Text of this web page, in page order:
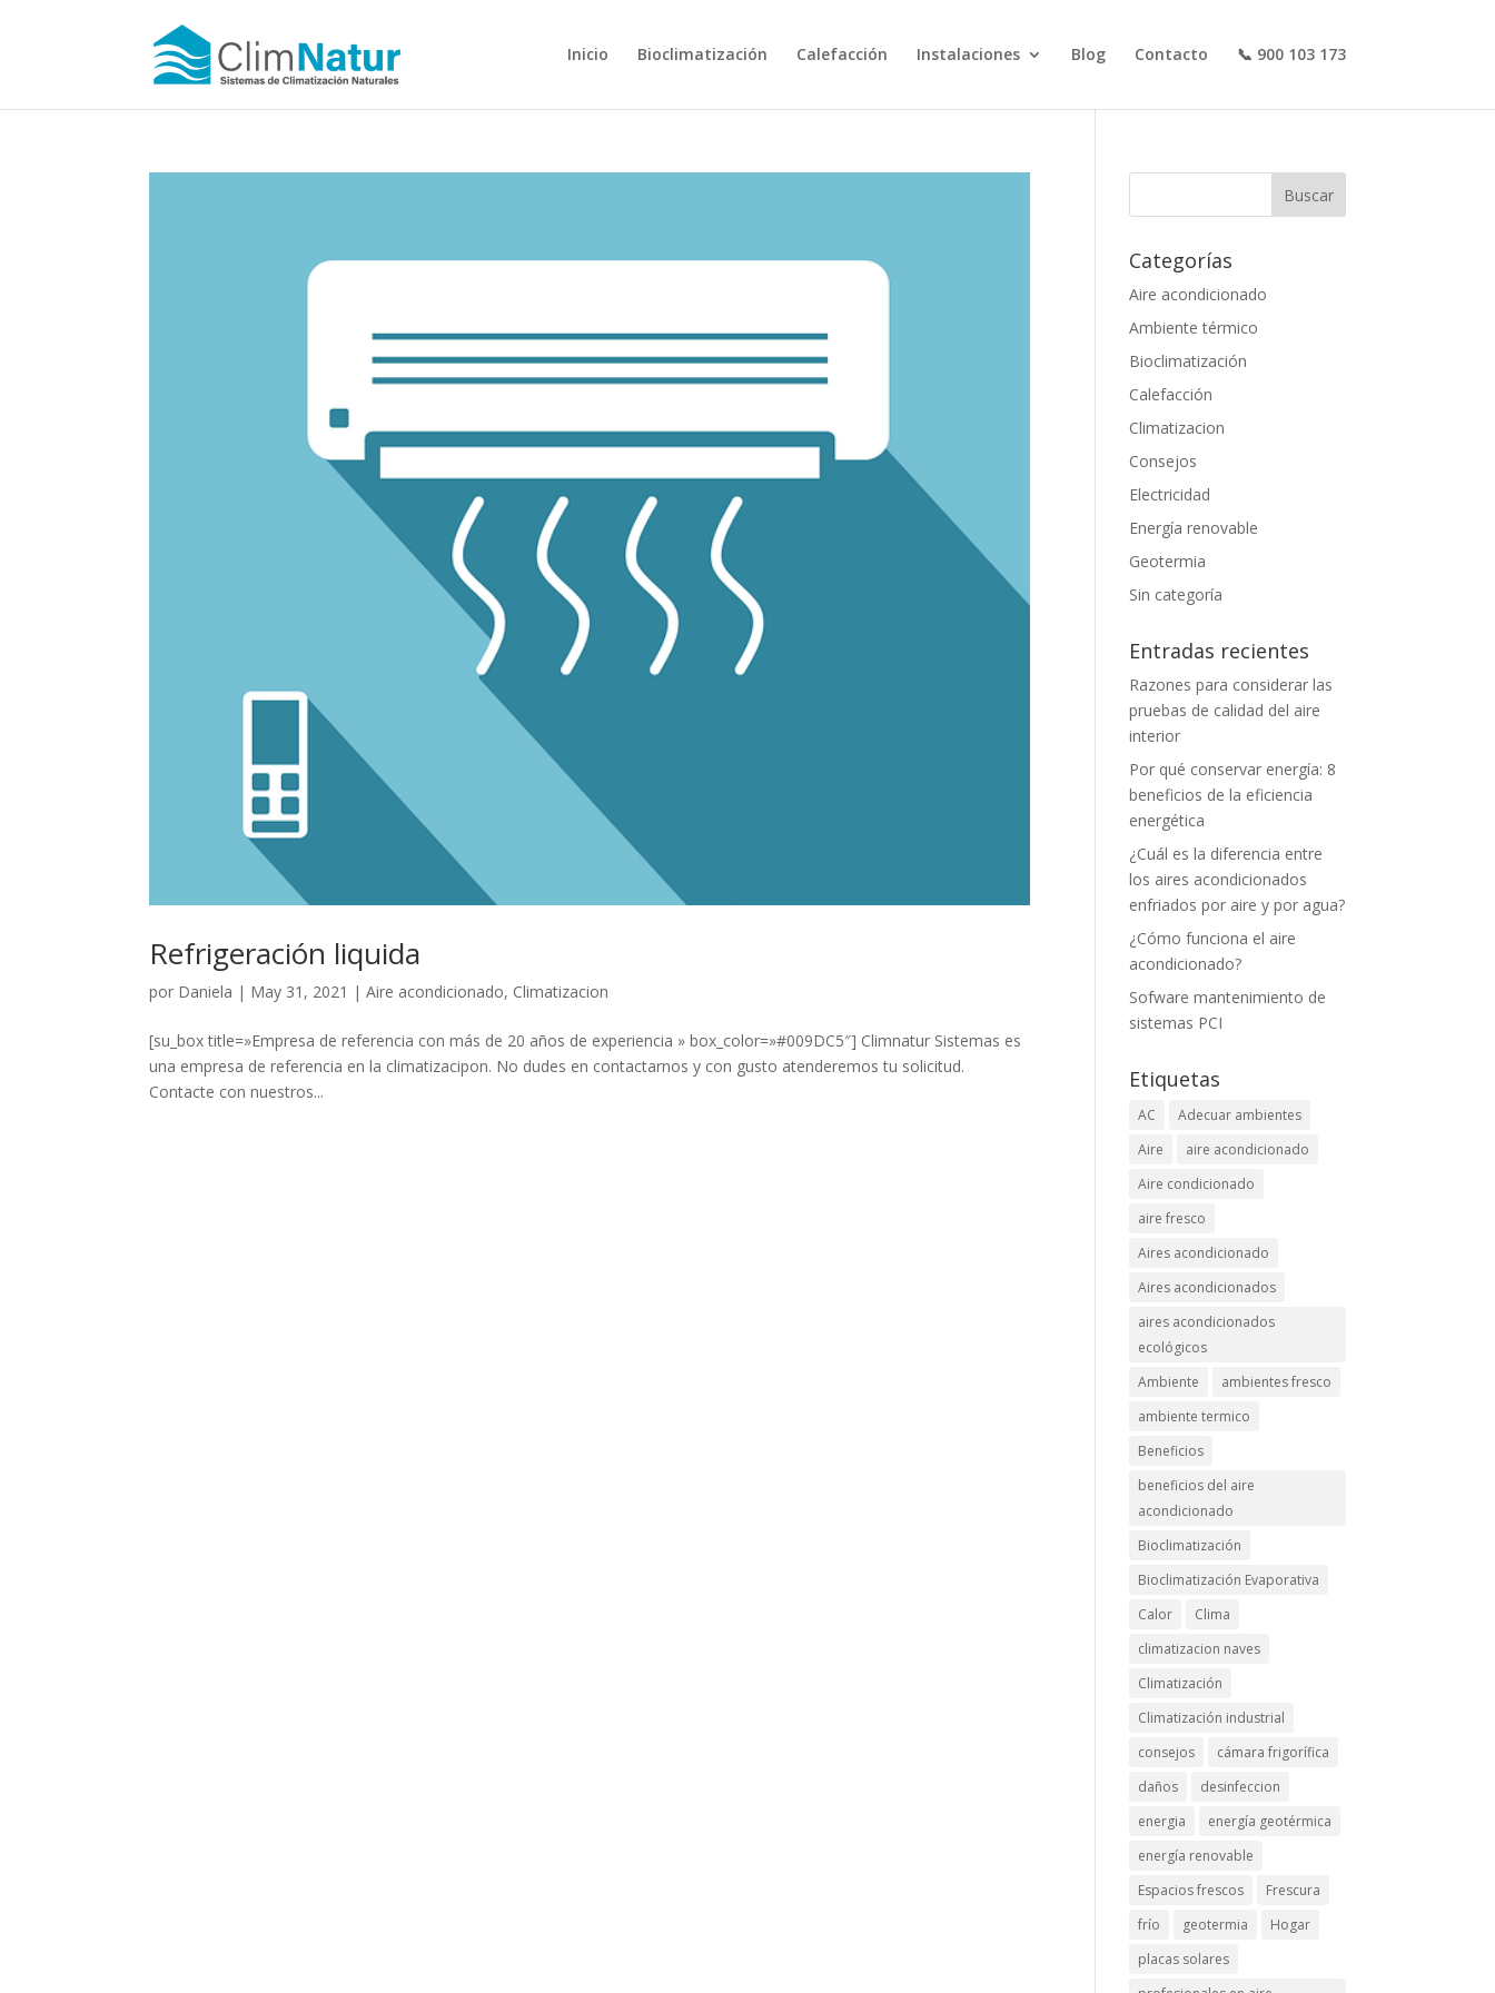
Inicio Bioclimatización Calefacción Instalaciones Blog Contacto 📞 900 103 173
Refrigeración liquida
por Daniela | May 31, 2021 |Aire acondicionado, Climatizacion
[su_box title=»Empresa de referencia con más de 20 años de experiencia » box_color=»#009DC5″] Climnatur Sistemas es
una empresa de referencia en la climatizacipon. No dudes en contactarnos y con gusto atenderemos tu solicitud.
Contacte con nuestros...
Categorías
Aire acondicionado
Ambiente térmico
Bioclimatización
Calefacción
Climatizacion
Consejos
Electricidad
Energía renovable
Geotermia
Sin categoría
Entradas recientes
Razones para considerar las
pruebas de calidad del aire
interior
Por qué conservar energía: 8
beneficios de la eficiencia
energética
¿Cuál es la diferencia entre
los aires acondicionados
enfriados por aire y por agua?
¿Cómo funciona el aire
acondicionado?
Sofware mantenimiento de
sistemas PCI
Etiquetas
AC
Adecuar ambientes
Aire
aire acondicionado
Aire condicionado
aire fresco
Aires acondicionado
Aires acondicionados
aires acondicionados
ecológicos
Ambiente
ambientes fresco
ambiente termico
Beneficios
beneficios del aire
acondicionado
Bioclimatización
Bioclimatización Evaporativa
Calor
Clima
climatizacion naves
Climatización
Climatización industrial
consejos
cámara frigorífica
daños
desinfeccion
energia
energía geotérmica
energía renovable
Espacios frescos
Frescura
frío
geotermia
Hogar
placas solares